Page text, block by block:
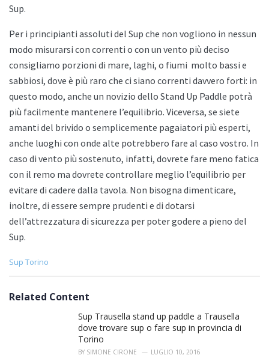
Sup.
Per i principianti assoluti del Sup che non vogliono in nessun
modo misurarsi con correnti o con un vento più deciso
consigliamo porzioni di mare, laghi, o fiumi molto bassi e
sabbiosi, dove è più raro che ci siano correnti davvero forti: in
questo modo, anche un novizio dello Stand Up Paddle potrà
più facilmente mantenere l’equilibrio. Viceversa, se siete
amanti del brivido o semplicemente pagaiatori più esperti,
anche luoghi con onde alte potrebbero fare al caso vostro. In
caso di vento più sostenuto, infatti, dovrete fare meno fatica
con il remo ma dovrete controllare meglio l’equilibrio per
evitare di cadere dalla tavola. Non bisogna dimenticare,
inoltre, di essere sempre prudenti e di dotarsi
dell’attrezzatura di sicurezza per poter godere a pieno del
Sup.
C
e
Sup Torino
Related Content
Sup Trausella stand up paddle a Trausella
dove trovare sup o fare sup in provincia di
Torino
BY SIMONE CIRONE LUGLIO 10, 2016